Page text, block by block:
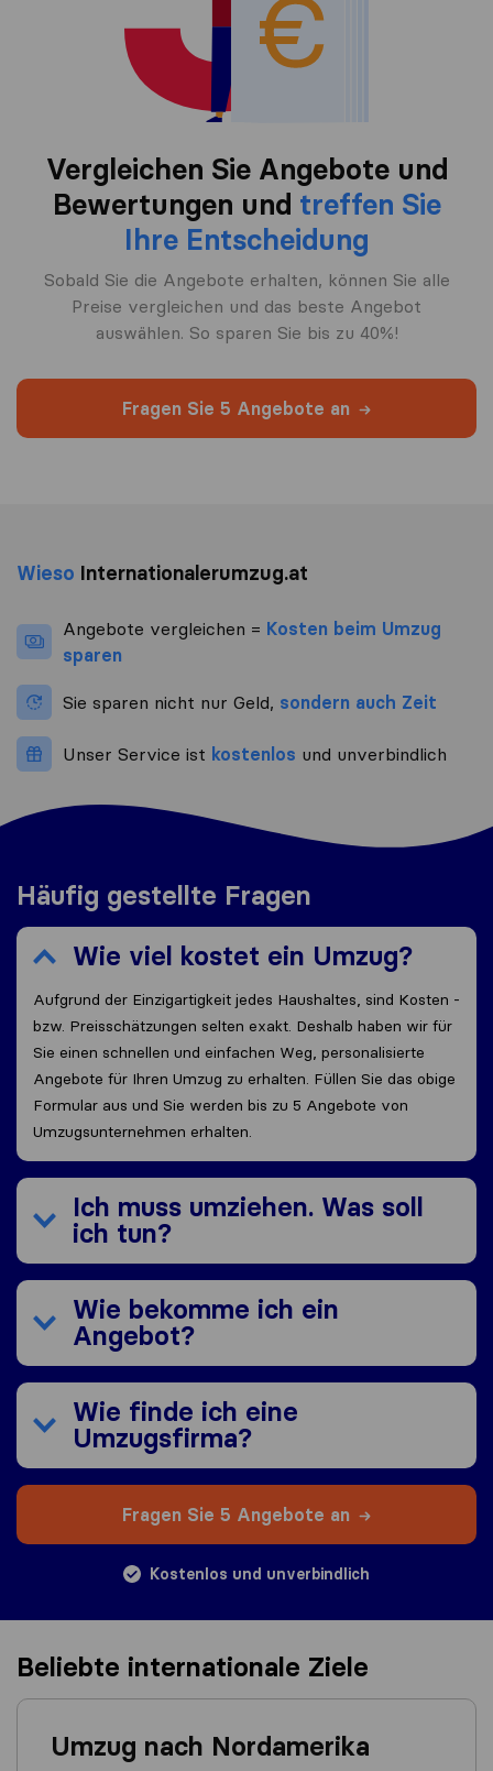
Vergleichen Sie Angebote und
Bewertungen und treffen Sie
Ihre Entscheidung
Sobald Sie die Angebote erhalten, können Sie alle
Preise vergleichen und das beste Angebot
auswählen. So sparen Sie bis zu 40%!
Fragen Sie 5 Angebote an
Wieso Internationalerumzug.at
Angebote vergleichen = Kosten beim Umzug
sparen
Sie sparen nicht nur Geld, sondern auch Zeit
Unser Service ist kostenlos und unverbindlich
Häufig gestellte Fragen
Wie viel kostet ein Umzug?
Aufgrund der Einzigartigkeit jedes Haushaltes, sind Kosten -
bzw. Preisschätzungen selten exakt. Deshalb haben wir für
Sie einen schnellen und einfachen Weg, personalisierte
Angebote für Ihren Umzug zu erhalten. Füllen Sie das obige
Formular aus und Sie werden bis zu 5 Angebote von
Umzugsunternehmen erhalten.
Ich muss umziehen. Was soll
ich tun?
Wie bekomme ich ein
Angebot?
Wie finde ich eine
Umzugsfirma?
Fragen Sie 5 Angebote an
Kostenlos und unverbindlich
Beliebte internationale Ziele
Umzug nach Nordamerika